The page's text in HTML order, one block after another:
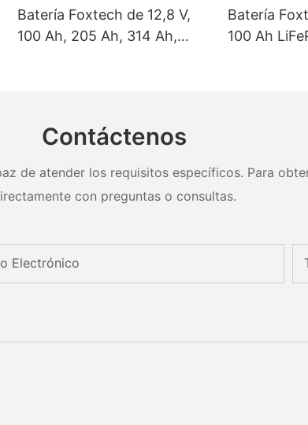
Batería Foxtech de 12,8 V,
100 Ah, 205 Ah, 314 Ah,
Batería
100 Ah
Contáctenos
de atender los requisitos específicos. Para
con preguntas o consultas.
Electrónico